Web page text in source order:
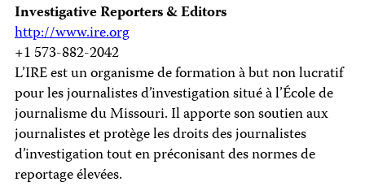
Investigative Reporters & Editors
http://www.ire.org
+1 573-882-2042
L’IRE est un organisme de formation à but non lucratif
pour les journalistes d’investigation situé à l’École de
journalisme du Missouri. Il apporte son soutien aux
journalistes et protège les droits des journalistes
d’investigation tout en préconisant des normes de
reportage élevées.